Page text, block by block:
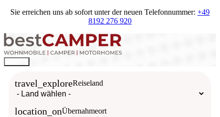
Sie erreichen uns ab sofort unter der neuen Telefonnummer: +49
8192 276 920
travel_exploreReiseland
location_onÜbernahmeort